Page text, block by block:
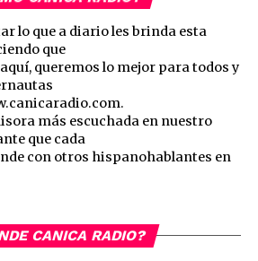
lo que a diario les brinda esta
que
queremos lo mejor para todos y
más escuchada en nuestro
que cada
con otros hispanohablantes en
CANICA RADIO?